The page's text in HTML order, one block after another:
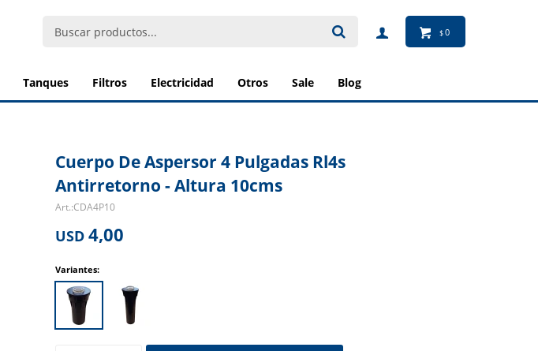
tanques filtros electricidad otros sale blog
$0
Cuerpo De Aspersor 4 Pulgadas Rl4s
Antirretorno - Altura 10cms
CDA4P10
USD 4,00
Variantes: